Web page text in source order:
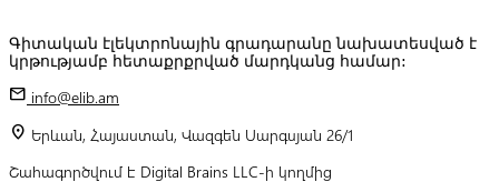
Գիտական էլեկտրոնային գրադարանը նախատեսված է
կրթությամբ հետաքրքրված մարդկանց համար:
mail info@elib.am
location_on Երևան, Հայաստան, Վազգեն Սարգսյան 26/1
Շահագործվում է Digital Brains LLC-ի կողմից